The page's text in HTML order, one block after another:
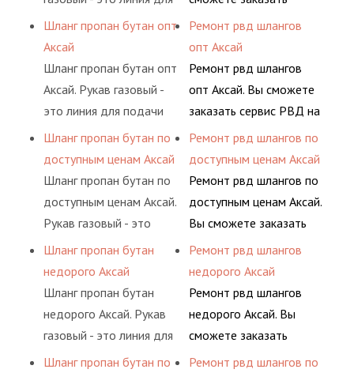
определенными
подачи сжатого
воздуха и различных
типов сжиженного газа
(кислород, аргон, метан,
пропан, бутан,
определенными
элементами системы.
Шланг пропан бутан опт
Аксай
Шланг пропан бутан опт
Аксай. Рукав газовый -
это линия для подачи
сжатого воздуха и
различных типов
сжиженного газа
(кислород, аргон, метан,
пропан, бутан,
определенными
элементами системы.
Шланг пропан бутан по
доступным ценам Аксай
Шланг пропан бутан по
доступным ценам Аксай.
Рукав газовый - это
линия для подачи
сжатого воздуха и
различных типов
сжиженного газа
(кислород, аргон, метан,
Шланг пропан бутан
недорого Аксай
Шланг пропан бутан
недорого Аксай. Рукав
газовый - это линия для
подачи сжатого
Шланг пропан бутан по
гидросистем Вашего
сервис РВД на разовой
основе либо на
условиях
долговременного
комплексного
гидросистем Вашего
предприятия.
Ремонт рвд шлангов
опт Аксай
Ремонт рвд шлангов
опт Аксай. Вы сможете
заказать сервис РВД на
разовой основе либо на
условиях
долговременного
комплексного
обслуживания
предприятия.
Ремонт рвд шлангов по
доступным ценам Аксай
Ремонт рвд шлангов по
доступным ценам Аксай.
Вы сможете заказать
сервис РВД на разовой
основе либо на
условиях
долговременного
комплексного
Ремонт рвд шлангов
недорого Аксай
Ремонт рвд шлангов
недорого Аксай. Вы
сможете заказать
сервис РВД на разовой
Ремонт рвд шлангов по